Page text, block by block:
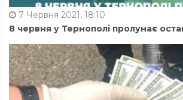
7 Червня 2021, 18:10
8 червня у Тернополі пролунає